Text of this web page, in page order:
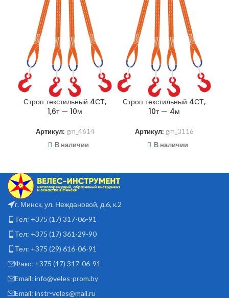
Строп текстильный 4СТ,
1,6т — 10м
Артикул: gm_4614
В наличии
Строп текстильный 4СТ,
10т — 4м
Артикул: gm_3116
В наличии
г. Минск, ул. Неждановой, д.6, к.2
Тел: +375 (17) 317-06-91
Тел: +375 (17) 361-29-90
Тел: +375 (29) 616-06-91
Факс: +375 (17) 317-06-91
Email: info@veles-prom.by
Email: instr-veles@mail.ru